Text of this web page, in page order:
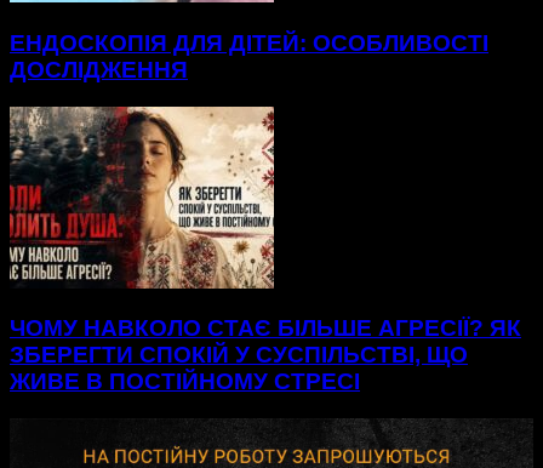
ЕНДОСКОПІЯ ДЛЯ ДІТЕЙ: ОСОБЛИВОСТІ
ДОСЛІДЖЕННЯ
ЧОМУ НАВКОЛО СТАЄ БІЛЬШЕ АГРЕСІЇ? ЯК
ЗБЕРЕГТИ СПОКІЙ У СУСПІЛЬСТВІ, ЩО
ЖИВЕ В ПОСТІЙНОМУ СТРЕСІ